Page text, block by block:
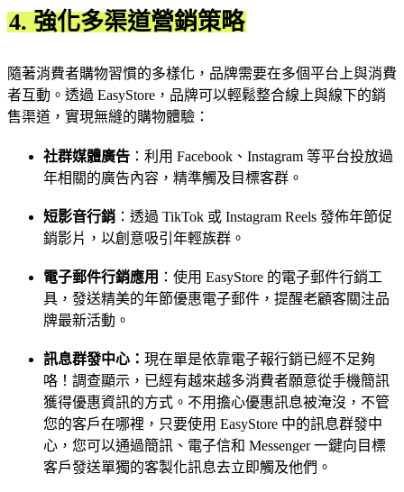
4. 強化多渠道營銷策略
隨著消費者購物習慣的多樣化，品牌需要在多個平台上與消費
者互動。透過 EasyStore，品牌可以輕鬆整合線上與線下的銷
售渠道，實現無縫的購物體驗：
社群媒體廣告 ：利用 Facebook、Instagram 等平台投放過
年相關的廣告內容，精準觸及目標客群。
短影音行銷 ：透過 TikTok 或 Instagram Reels 發佈年節促
銷影片，以創意吸引年輕族群。
電子郵件行銷應用 ：使用 EasyStore 的電子郵件行銷工
具，發送精美的年節優惠電子郵件，提醒老顧客關注品
牌最新活動。
訊息群發中心： 現在單是依靠電子報行銷已經不足夠
咯！調查顯示，已經有越來越多消費者願意從手機簡訊
獲得優惠資訊的方式。不用擔心優惠訊息被淹沒，不管
您的客戶在哪裡，只要使用 EasyStore 中的訊息群發中
心，您可以通過簡訊、電子信和 Messenger 一鍵向目標
客戶發送單獨的客製化訊息去立即觸及他們。